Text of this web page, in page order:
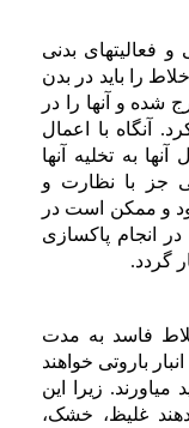
فعالیتهای بدنی
را باید در بدن
شده و آنها را در
آنگاه با اعمال
به تخلیه آنها
جز با نظارت و
و ممکن است در
انجام پاکسازی
گردد.
فاسد به مدت
باروتی خواهند
زیرا این
غلیظ، خشک،